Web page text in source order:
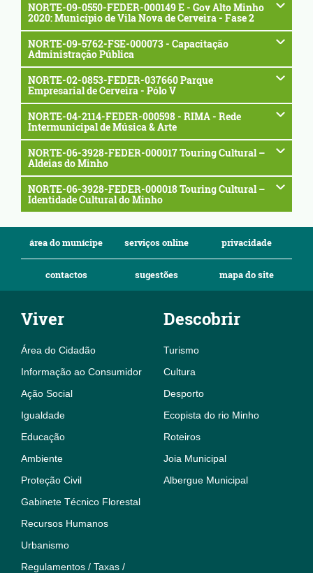
NORTE-09-0550-FEDER-000149 E - Gov Alto Minho
2020: Município de Vila Nova de Cerveira - Fase 2
NORTE-09-5762-FSE-000073 - Capacitação
Administração Pública
NORTE-02-0853-FEDER-037660 Parque
Empresarial de Cerveira - Pólo V
NORTE-04-2114-FEDER-000598 - RIMA - Rede
Intermunicipal de Música & Arte
NORTE-06-3928-FEDER-000017 Touring Cultural –
Aldeias do Minho
NORTE-06-3928-FEDER-000018 Touring Cultural –
Identidade Cultural do Minho
área do munícipe serviços online privacidade
contactos sugestões mapa do site
Viver
Área do Cidadão
Informação ao Consumidor
Ação Social
Igualdade
Educação
Ambiente
Proteção Civil
Gabinete Técnico Florestal
Recursos Humanos
Urbanismo
Regulamentos / Taxas /
Descobrir
Turismo
Cultura
Desporto
Ecopista do rio Minho
Roteiros
Joia Municipal
Albergue Municipal